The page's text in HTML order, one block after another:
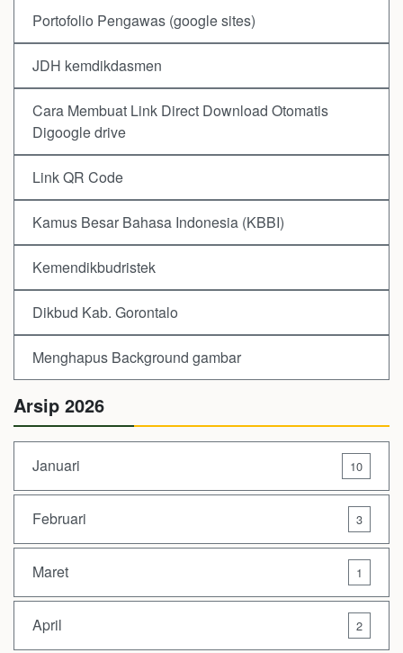
Portofolio Pengawas (google sites)
JDH kemdikdasmen
Cara Membuat Link Direct Download Otomatis
Digoogle drive
Link QR Code
Kamus Besar Bahasa Indonesia (KBBI)
Kemendikbudristek
Dikbud Kab. Gorontalo
Menghapus Background gambar
Arsip 2026
Januari 10
Februari 3
Maret 1
April 2